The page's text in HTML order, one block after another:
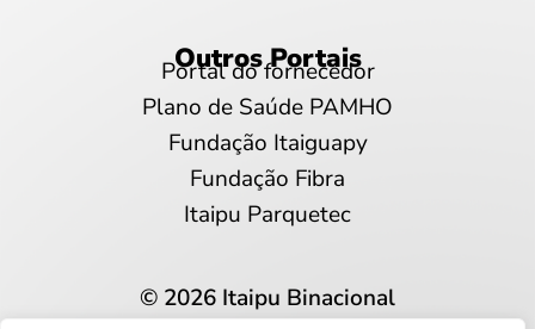
Outros Portais
Portal do fornecedor
Plano de Saúde PAMHO
Fundação Itaiguapy
Fundação Fibra
Itaipu Parquetec
© 2026 Itaipu Binacional